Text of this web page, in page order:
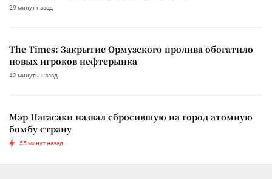
29 минут назад
The Times: Закрытие Ормузского пролива обогатило
новых игроков нефтерынка
42 минуты назад
Мэр Нагасаки назвал сбросившую на город атомную
бомбу страну
55 минут назад